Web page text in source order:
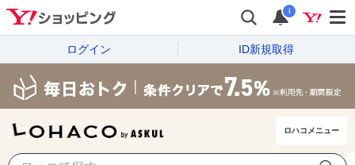
i
ログイン ID新規取得
ロハコメニュー